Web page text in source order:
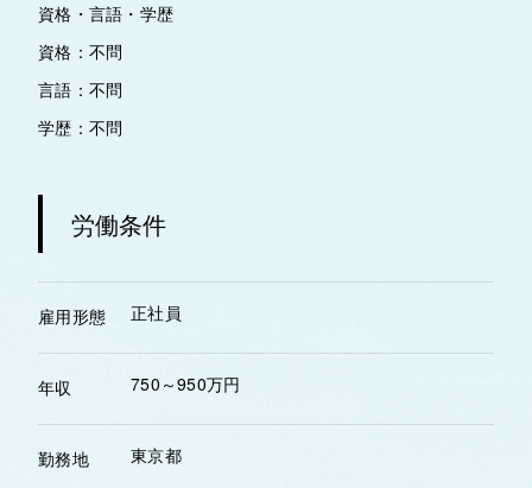
資格・言語・学歴
資格：不問
言語：不問
学歴：不問
労働条件
雇用形態 正社員
年収 750～950万円
勤務地 東京都